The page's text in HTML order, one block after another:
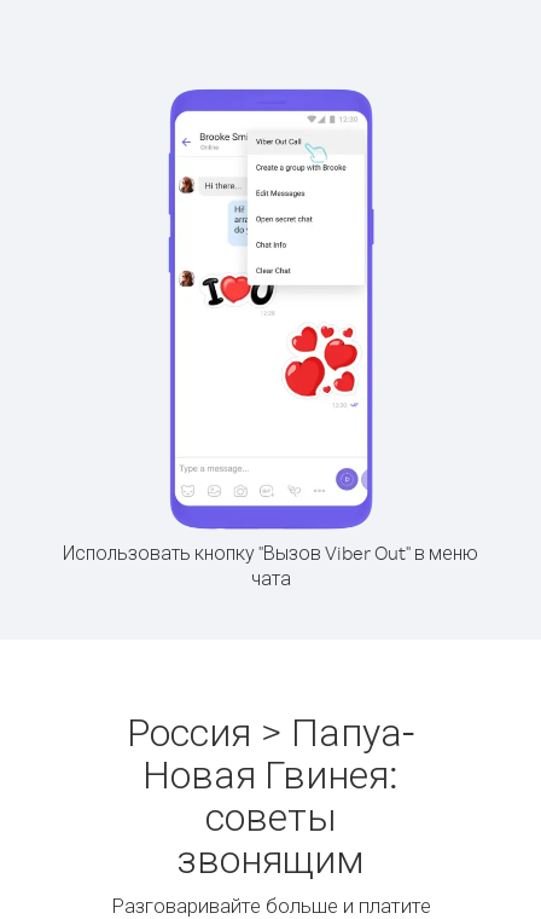
Использовать кнопку "Вызов Viber Out" в меню
чата
Россия > Папуа-
Новая Гвинея:
советы
звонящим
Разговаривайте больше и платите